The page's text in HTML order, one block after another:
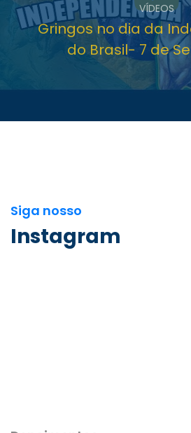
VÍDEOS
Gringos no dia da
do Brasil- 7 de
Siga nosso
Instagram